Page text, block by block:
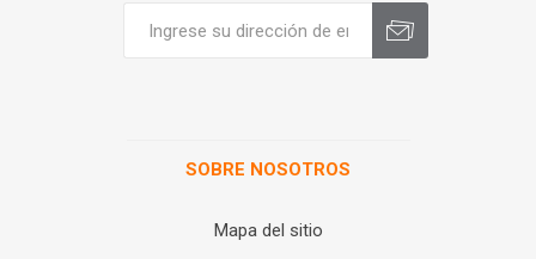
SOBRE NOSOTROS
Mapa del sitio